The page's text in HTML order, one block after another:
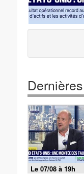
Le 07/08 à 19h